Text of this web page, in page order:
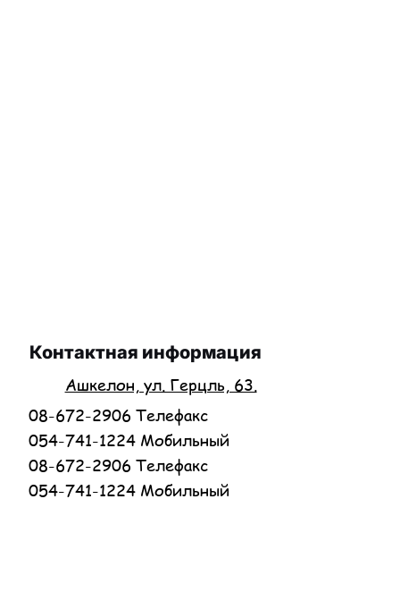
Контактная информация
Ашкелон, ул. Герцль, 63.
08-672-2906 Телефакс
054-741-1224 Мобильный
08-672-2906 Телефакс
054-741-1224 Мобильный